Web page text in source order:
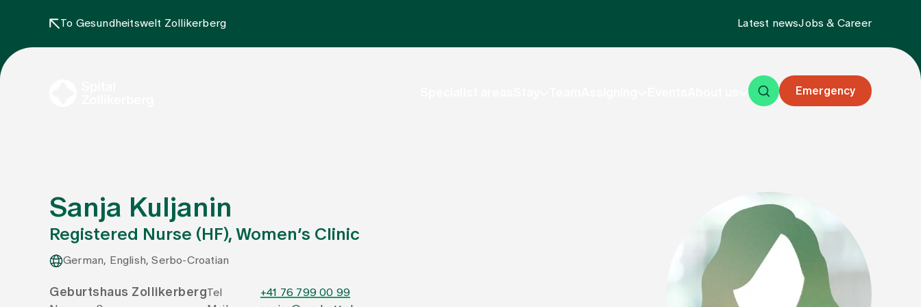
To Gesundheitswelt Zollikerberg Latest newsJobs & Career
Emergency
Sanja Kuljanin
Registered Nurse (HF), Women’s Clinic
German, English, Serbo-Croatian
Geburtshaus ZollikerbergTel
+41 76 799 00 99